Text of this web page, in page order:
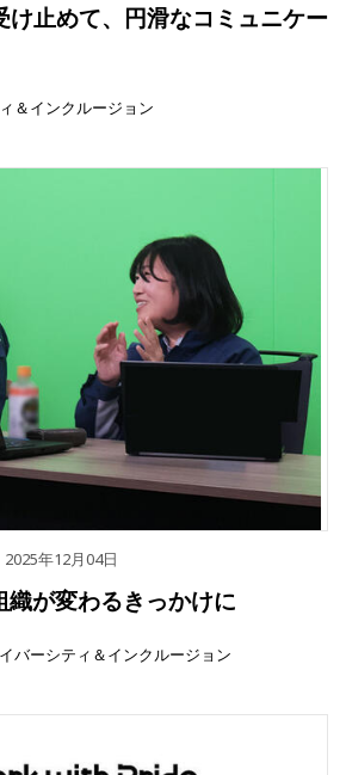
け止めて、円滑なコミュニケー
＆インクルージョン
2025年12月04日
が変わるきっかけに
バーシティ＆インクルージョン